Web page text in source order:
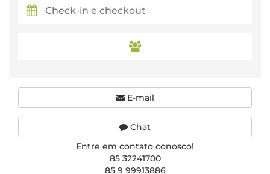
E-mail
Chat
Entre em contato conosco!
85 32241700
85 9 99913886